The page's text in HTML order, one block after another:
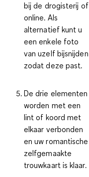
bij de drogisterij of
online. Als
alternatief kunt u
een enkele foto
van uzelf bijsnijden
zodat deze past.
De drie elementen
worden met een
lint of koord met
elkaar verbonden
en uw romantische
zelfgemaakte
trouwkaart is klaar.